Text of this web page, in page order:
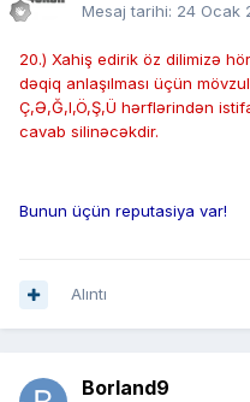
Mesaj tarihi: 24 Ocak
20.) Xahiş edirik öz dilimizə
dəqiq anlaşılması üçün
Ç,Ə,Ğ,I,Ö,Ş,Ü hərflərindən
cavab silinəcəkdir.
Bunun üçün reputasiya var!
Alıntı
Borland9